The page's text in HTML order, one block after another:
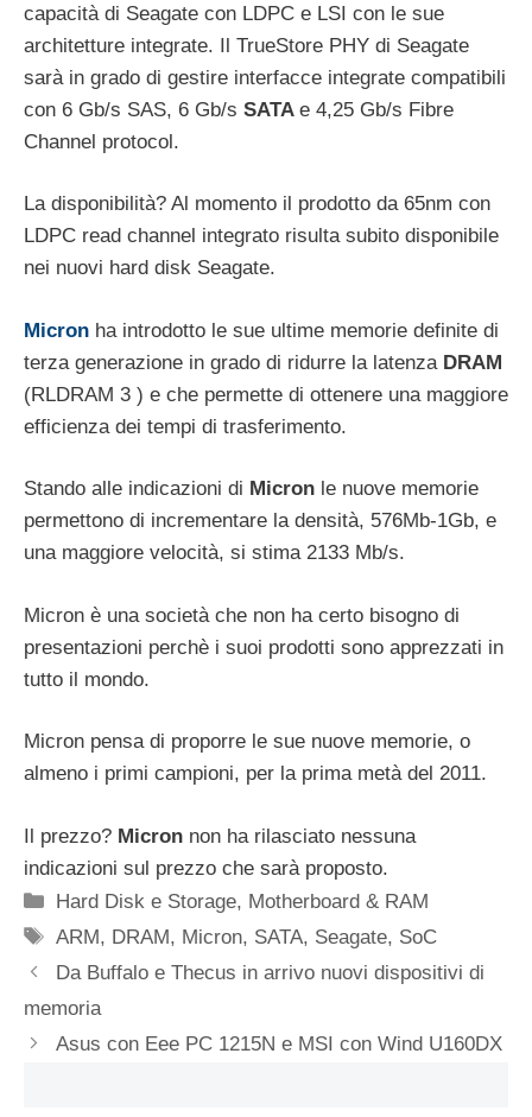
capacità di Seagate con LDPC e LSI con le sue
architetture integrate. Il TrueStore PHY di Seagate
sarà in grado di gestire interfacce integrate compatibili
con 6 Gb/s SAS, 6 Gb/s SATA e 4,25 Gb/s Fibre
Channel protocol.
La disponibilità? Al momento il prodotto da 65nm con
LDPC read channel integrato risulta subito disponibile
nei nuovi hard disk Seagate.
Micron ha introdotto le sue ultime memorie definite di
terza generazione in grado di ridurre la latenza DRAM
(RLDRAM 3 ) e che permette di ottenere una maggiore
efficienza dei tempi di trasferimento.
Stando alle indicazioni di Micron le nuove memorie
permettono di incrementare la densità, 576Mb-1Gb, e
una maggiore velocità, si stima 2133 Mb/s.
Micron è una società che non ha certo bisogno di
presentazioni perchè i suoi prodotti sono apprezzati in
tutto il mondo.
Micron pensa di proporre le sue nuove memorie, o
almeno i primi campioni, per la prima metà del 2011.
Il prezzo? Micron non ha rilasciato nessuna
indicazioni sul prezzo che sarà proposto.
Categorie
Hard Disk e Storage, Motherboard & RAM
Tag
ARM, DRAM, Micron, SATA, Seagate, SoC
Da Buffalo e Thecus in arrivo nuovi dispositivi di
memoria
Asus con Eee PC 1215N e MSI con Wind U160DX